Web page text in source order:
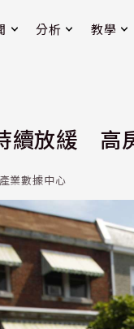
分析 教學
續放緩 高
業數據中心